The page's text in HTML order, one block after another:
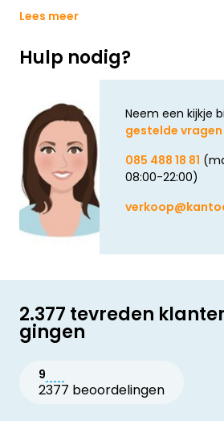
Lees meer
Hulp nodig?
Neem een kijkje
gestelde vragen
085 488 18 81
08:00-22:00)
2.377 tevreden
gingen
9
2377 beoordelingen